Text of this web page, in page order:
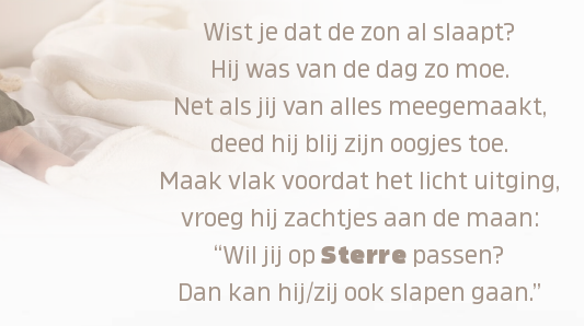
Wist je dat de zon al slaapt?
Hij was van de dag zo moe.
Net als jij van alles meegemaakt,
deed hij blij zijn oogjes toe.
Maak vlak voordat het licht uitging,
vroeg hij zachtjes aan de maan:
“Wil jij opSterre passen?
Dan kan hij/zij ook slapen gaan.”